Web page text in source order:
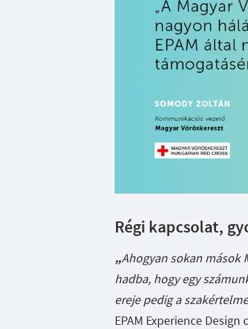
Régi kapcsolat,
„Ahogyan sokan mások
hadba, hogy egy
ereje pedig a
EPAM Experience